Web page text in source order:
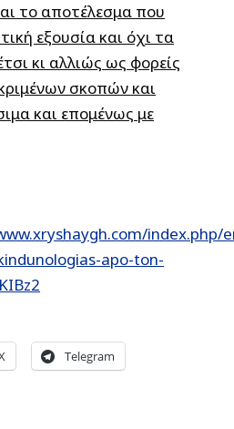
το αποτέλεσμα που
εξουσία και όχι τα
κι αλλιώς ως φορείς
σκοπών και
και επομένως με
index.php/
apo-ton-
Telegram